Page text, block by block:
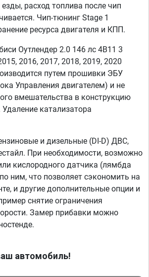
расход топлива после чип
Чип-тюнинг Stage 1
ресурса двигателя и КПП.
Оутлендер 2.0 146 лс 4B11 3
2016, 2017, 2018, 2019, 2020
путем прошивки ЭБУ
Управления двигателем) и не
вмешательства в конструкцию
катализатора
и дизельные (DI-D) ДВС,
При необходимости, возможно
кислородного датчика (лямбда
ним, что позволяет сэкономить на
и другие дополнительные опции и
снятие ограничения
Замер прибавки можно
автомобиль!